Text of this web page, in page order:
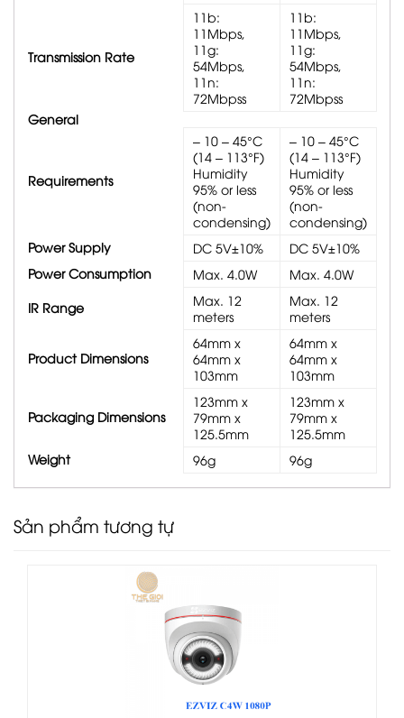
Transmission Rate
11b:
11Mbps,
11g:
54Mbps,
11n:
72Mbpss
11b:
11Mbps,
11g:
54Mbps,
11n:
72Mbpss
General
Requirements
– 10 – 45°C
(14 – 113°F)
Humidity
95% or less
(non-
condensing)
– 10 – 45°C
(14 – 113°F)
Humidity
95% or less
(non-
condensing)
Power Supply
DC 5V±10%
DC 5V±10%
Power Consumption
Max. 4.0W
Max. 4.0W
IR Range
Max. 12
meters
Max. 12
meters
Product Dimensions
64mm x
64mm x
103mm
64mm x
64mm x
103mm
Packaging Dimensions
123mm x
79mm x
125.5mm
123mm x
79mm x
125.5mm
Weight
96g 96g
Sản phẩm tương tự